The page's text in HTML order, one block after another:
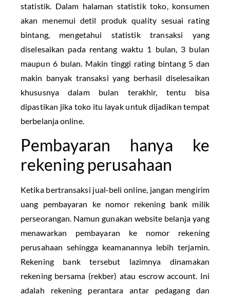
statistik. Dalam halaman statistik toko, konsumen
akan menemui detil produk quality sesuai rating
bintang, mengetahui statistik transaksi yang
diselesaikan pada rentang waktu 1 bulan, 3 bulan
maupun 6 bulan. Makin tinggi rating bintang 5 dan
makin banyak transaksi yang berhasil diselesaikan
khususnya dalam bulan terakhir, tentu bisa
dipastikan jika toko itu layak untuk dijadikan tempat
berbelanja online.
Pembayaran hanya ke
rekening perusahaan
Ketika bertransaksi jual-beli online, jangan mengirim
uang pembayaran ke nomor rekening bank milik
perseorangan. Namun gunakan website belanja yang
menawarkan pembayaran ke nomor rekening
perusahaan sehingga keamanannya lebih terjamin.
Rekening bank tersebut lazimnya dinamakan
rekening bersama (rekber) atau escrow account. Ini
adalah rekening perantara antar pedagang dan